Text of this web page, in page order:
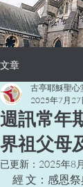
文章
週訊常年
界祖父母
古亭耶穌聖心
2025年7月27
已更新： 2025年8
經 文：感恩